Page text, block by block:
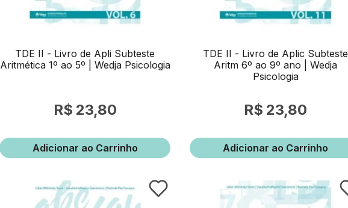
TDE II - Livro de Apli Subteste
Aritmética 1º ao 5º | Wedja Psicologia
23,80
Adicionar ao Carrinho
TDE II - Livro de Aplic Subteste
Aritm 6º ao 9º ano | Wedja
Psicologia
23,80
Adicionar ao Carrinho